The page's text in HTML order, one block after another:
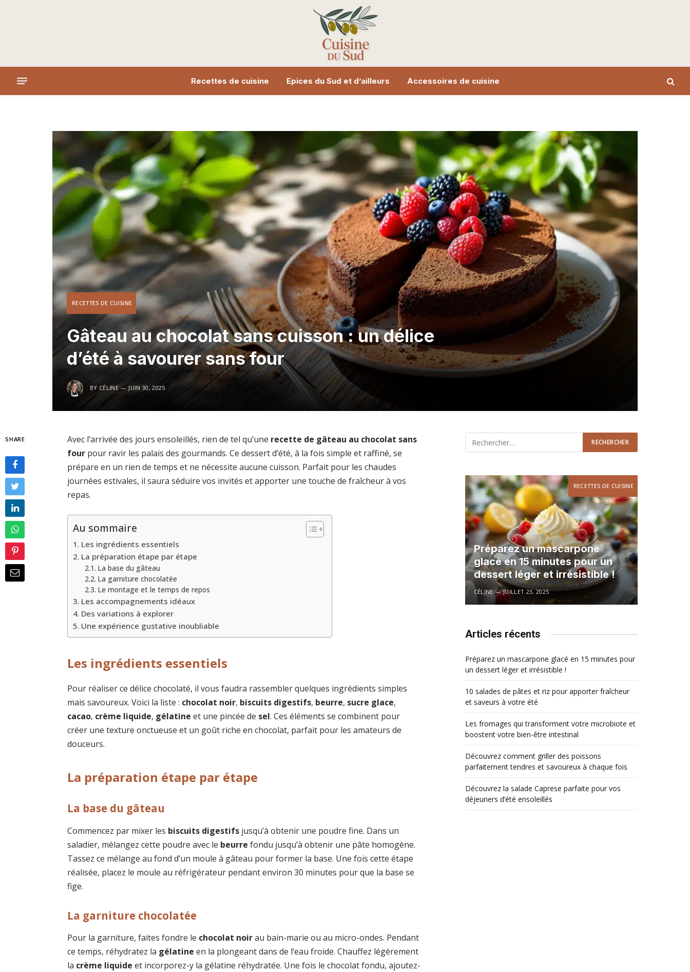
Recettes de cuisine Epices du Sud et d’ailleurs Accessoires de cuisine
RECETTES DE CUISINE
Gâteau au chocolat sans cuisson : un délice
d’été à savourer sans four
BY CÉLINE JUIN 30, 2025
SHARE Avec l’arrivée des jours ensoleillés, rien de tel qu’une recette de gâteau au chocolat sans
four pour ravir les palais des gourmands. Ce dessert d’été, à la fois simple et raffiné, se
prépare en un rien de temps et ne nécessite aucune cuisson. Parfait pour les chaudes
journées estivales, il saura séduire vos invités et apporter une touche de fraîcheur à vos
repas.
Au sommaire
Les ingrédients essentiels
La préparation étape par étape
La base du gâteau
La garniture chocolatée
Le montage et le temps de repos
Les accompagnements idéaux
Des variations à explorer
Une expérience gustative inoubliable
Les ingrédients essentiels
Pour réaliser ce délice chocolaté, il vous faudra rassembler quelques ingrédients simples
mais savoureux. Voici la liste : chocolat noir, biscuits digestifs, beurre, sucre glace,
cacao, crème liquide, gélatine et une pincée de sel. Ces éléments se combinent pour
créer une texture onctueuse et un goût riche en chocolat, parfait pour les amateurs de
douceurs.
La préparation étape par étape
La base du gâteau
Commencez par mixer les biscuits digestifs jusqu’à obtenir une poudre fine. Dans un
saladier, mélangez cette poudre avec le beurre fondu jusqu’à obtenir une pâte homogène.
Tassez ce mélange au fond d’un moule à gâteau pour former la base. Une fois cette étape
réalisée, placez le moule au réfrigérateur pendant environ 30 minutes pour que la base se
fige.
La garniture chocolatée
Pour la garniture, faites fondre le chocolat noirau bain-marie ou au micro-ondes. Pendant
ce temps, réhydratez la gélatine en la plongeant dans de l’eau froide. Chauffez légèrement
la crème liquide et incorporez-y la gélatine réhydratée. Une fois le chocolat fondu, ajoutez-
RECETTES DE CUISINE
Préparez un mascarpone
glacé en 15 minutes pour un
dessert léger et irrésistible !
CÉLINE JUILLET 23, 2025
Articles récents
Préparez un mascarpone glacé en 15 minutes pour
un dessert léger et irrésistible !
10 salades de pâtes et riz pour apporter fraîcheur
et saveurs à votre été
Les fromages qui transforment votre microbiote et
boostent votre bien-être intestinal
Découvrez comment griller des poissons
parfaitement tendres et savoureux à chaque fois
Découvrez la salade Caprese parfaite pour vos
déjeuners d’été ensoleillés